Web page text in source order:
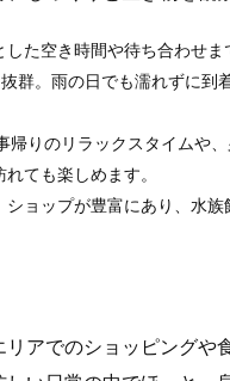
た空き時間や待ち合わせま
群。雨の日でも濡れずに
帰りのリラックスタイムや
ても楽しめます。
ョップが豊富にあり、水
アでのショッピング